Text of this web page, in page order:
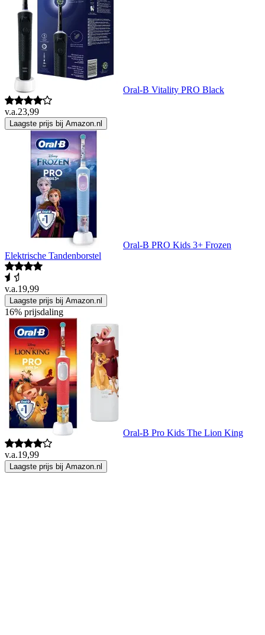
Oral-B Vitality PRO Black
v.a.23,99
Laagste prijs bij Amazon.nl
Oral-B PRO Kids 3+ Frozen
Elektrische Tandenborstel
v.a.19,99
Laagste prijs bij Amazon.nl
16% prijsdaling
Oral-B Pro Kids The Lion King
v.a.19,99
Laagste prijs bij Amazon.nl